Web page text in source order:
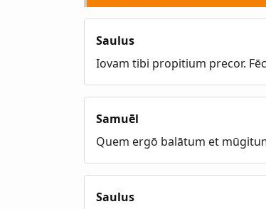
Saulus
Iovam tibi propitium precor.
Samuēl
Quem ergō balātum et
Saulus